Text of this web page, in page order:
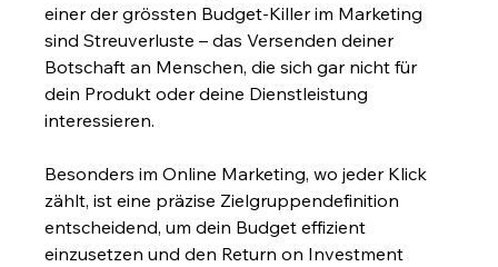
einer der grössten Budget-Killer im Marketing
sind Streuverluste – das Versenden deiner
Botschaft an Menschen, die sich gar nicht für
dein Produkt oder deine Dienstleistung
interessieren.
Besonders im Online Marketing, wo jeder Klick
zählt, ist eine präzise Zielgruppendefinition
entscheidend, um dein Budget effizient
einzusetzen und den Return on Investment